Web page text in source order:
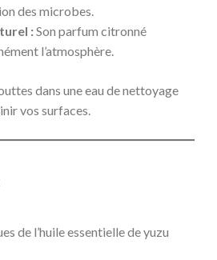
des microbes.
:Son parfum citronné
l’atmosphère.
dans une eau de nettoyage
vos surfaces.
de l’huile essentielle de yuzu